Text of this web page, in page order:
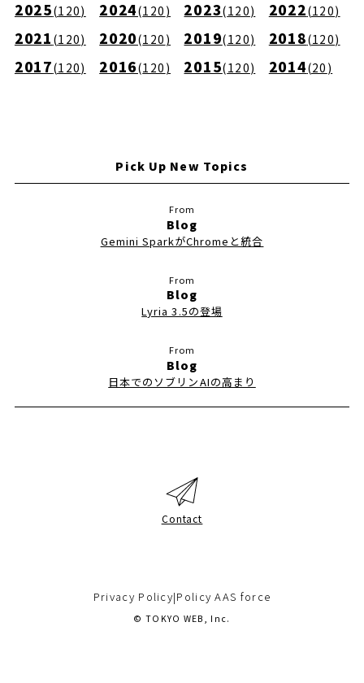
2025(120) 2024(120 ) 2023(120) 2022(120)
2021 (120) 2020(120 ) 2019(120) 2018(120)
2017(120) 2016(120 ) 2015(120) 2014(20 )
Pick Up New Topics
Blog
Gemini SparkがChromeと統合
Blog
Lyria 3.5の登場
Blog
日本でのソブリンAIの高まり
Contact
Privacy Policy|Policy AAS force
© TOKYO WEB, Inc.